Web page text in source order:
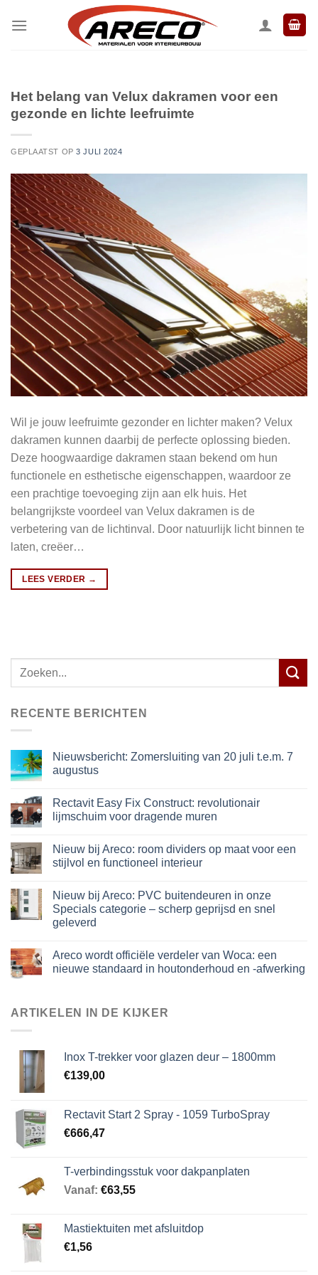
naar
Het belang van Velux dakramen voor een
gezonde en lichte leefruimte
GEPLAATST OP3 JULI 2024
Wil je jouw leefruimte gezonder en lichter maken? Velux
dakramen kunnen daarbij de perfecte oplossing bieden.
Deze hoogwaardige dakramen staan bekend om hun
functionele en esthetische eigenschappen, waardoor ze
een prachtige toevoeging zijn aan elk huis. Het
belangrijkste voordeel van Velux dakramen is de
verbetering van de lichtinval. Door natuurlijk licht binnen te
laten, creëer…
LEES VERDER →
Zoeken
naar:
RECENTE BERICHTEN
Nieuwsbericht: Zomersluiting van 20 juli t.e.m. 7
augustus
Rectavit Easy Fix Construct: revolutionair
lijmschuim voor dragende muren
Nieuw bij Areco: room dividers op maat voor een
stijlvol en functioneel interieur
Nieuw bij Areco: PVC buitendeuren in onze
Specials categorie – scherp geprijsd en snel
geleverd
Areco wordt officiële verdeler van Woca: een
nieuwe standaard in houtonderhoud en -afwerking
ARTIKELEN IN DE KIJKER
Inox T-trekker voor glazen deur – 1800mm
€139,00
Rectavit Start 2 Spray - 1059 TurboSpray
€666,47
T-verbindingsstuk voor dakpanplaten
Vanaf: €63,55
Mastiektuiten met afsluitdop
€1,56